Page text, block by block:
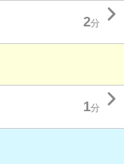
2分 
1分 